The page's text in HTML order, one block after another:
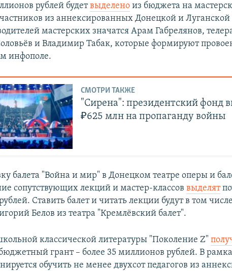
рублей будетвыделено из бюджета на
из аннексированных Донецкой и Луганской
мастерских значатся Арам Габрелянов,
и Владимир Табак, которые формируют
инфополе.
СМОТРИ ТАКЖЕ
"Сирена": президентский фонд
₽625 млн на пропаганду войны
балета "Война и мир" в Донецком театре оперы и
сопутствующих лекций и мастер-классоввыделят
Ставить балет и читать лекции будут в том
Белов из театра "Кремлёвский балет".
классической литературы "Поколение Z"
грант – более 35 миллионов рублей. В
обучить не менее двухсот педагогов из